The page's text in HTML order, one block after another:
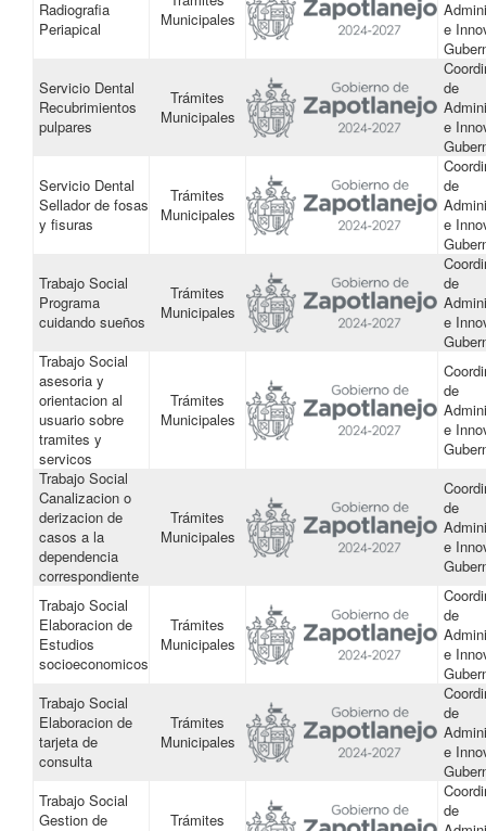
Radiografia
Periapical
Municipales
e
Servicio Dental
Recubrimientos
pulpares
Trámites
Municipales
de
e
Servicio Dental
Sellador de fosas
y fisuras
Trámites
Municipales
de
e
Trabajo Social
Programa
cuidando sueños
Trámites
Municipales
de
e
Trabajo Social
asesoria y
orientacion al
usuario sobre
tramites y
servicos
Trámites
Municipales
de
e
Trabajo Social
Canalizacion o
derizacion de
casos a la
dependencia
correspondiente
Trámites
Municipales
de
e
Trabajo Social
Elaboracion de
Estudios
socioeconomicos
Trámites
Municipales
de
e
Trabajo Social
Elaboracion de
tarjeta de
consulta
Trámites
Municipales
de
e
Trabajo Social
Gestion de
Trámites
de